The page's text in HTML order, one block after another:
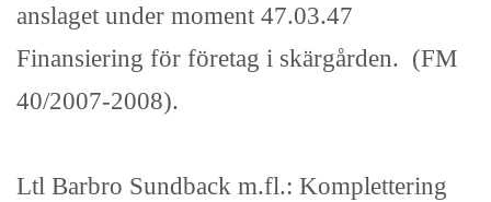
anslaget under moment 47.03.47
Finansiering för företag i skärgården. (FM
40/2007-2008).
Ltl Barbro Sundback m.fl.: Komplettering